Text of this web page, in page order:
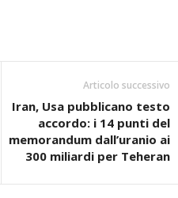
Articolo successivo
Iran, Usa pubblicano testo
accordo: i 14 punti del
memorandum dall’uranio ai
300 miliardi per Teheran